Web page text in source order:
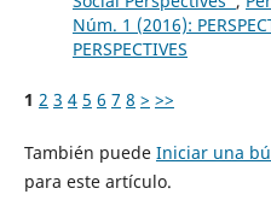
Núm. 1 (2016):
PERSPECTIVES
1 2 3 4 5 6 7 8 > >>
También puede Iniciar una
para este artículo.